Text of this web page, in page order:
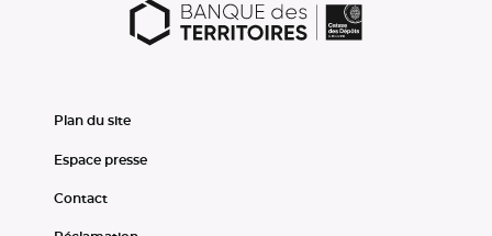
Plan du site
Espace presse
Contact